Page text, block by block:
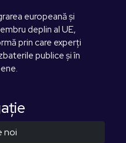
europeană și
deplin al UE,
prin care experți
publice și în
noi